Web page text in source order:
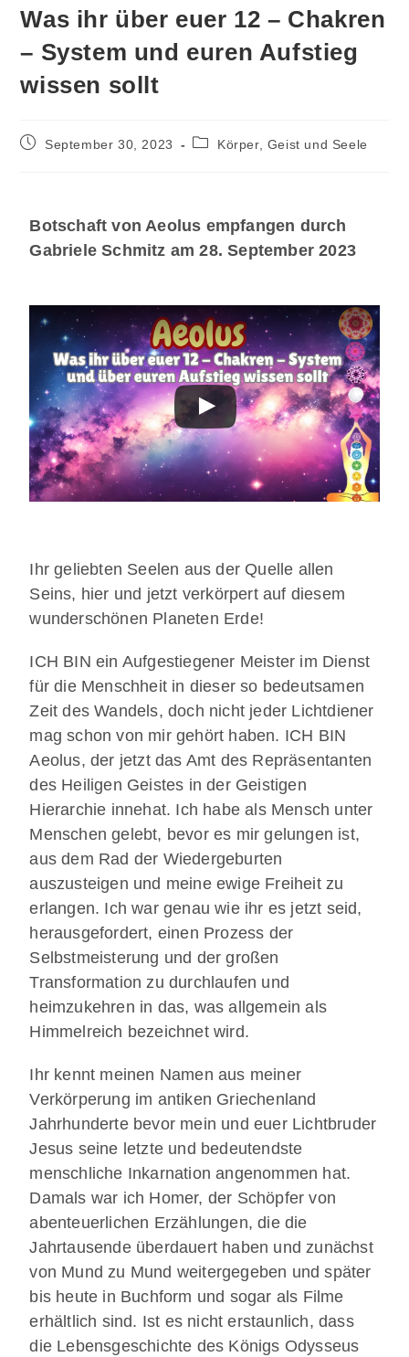
Was ihr über euer 12 – Chakren
– System und euren Aufstieg
wissen sollt
September 30, 2023 Körper, Geist und Seele
Botschaft von Aeolus empfangen durch
Gabriele Schmitz am 28. September 2023
Ihr geliebten Seelen aus der Quelle allen
Seins, hier und jetzt verkörpert auf diesem
wunderschönen Planeten Erde!
ICH BIN ein Aufgestiegener Meister im Dienst
für die Menschheit in dieser so bedeutsamen
Zeit des Wandels, doch nicht jeder Lichtdiener
mag schon von mir gehört haben. ICH BIN
Aeolus, der jetzt das Amt des Repräsentanten
des Heiligen Geistes in der Geistigen
Hierarchie innehat. Ich habe als Mensch unter
Menschen gelebt, bevor es mir gelungen ist,
aus dem Rad der Wiedergeburten
auszusteigen und meine ewige Freiheit zu
erlangen. Ich war genau wie ihr es jetzt seid,
herausgefordert, einen Prozess der
Selbstmeisterung und der großen
Transformation zu durchlaufen und
heimzukehren in das, was allgemein als
Himmelreich bezeichnet wird.
Ihr kennt meinen Namen aus meiner
Verkörperung im antiken Griechenland
Jahrhunderte bevor mein und euer Lichtbruder
Jesus seine letzte und bedeutendste
menschliche Inkarnation angenommen hat.
Damals war ich Homer, der Schöpfer von
abenteuerlichen Erzählungen, die die
Jahrtausende überdauert haben und zunächst
von Mund zu Mund weitergegeben und später
bis heute in Buchform und sogar als Filme
erhältlich sind. Ist es nicht erstaunlich, dass
die Lebensgeschichte des Königs Odysseus